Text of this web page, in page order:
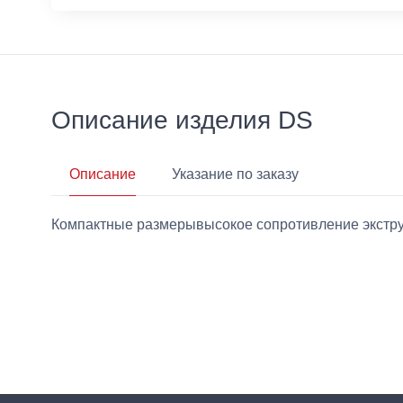
Описание изделия DS
Описание Указание по заказу
Компактные размерывысокое сопротивление